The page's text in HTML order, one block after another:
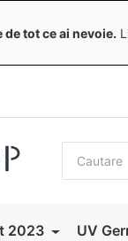
de tot ce ai nevoie.
2023 UV